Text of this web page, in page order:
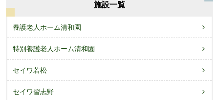
施設一覧
養護老人ホーム清和園
特別養護老人ホーム清和園
セイワ若松
セイワ習志野